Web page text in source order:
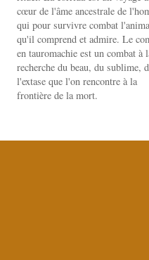
cœur de l'âme ancestrale de
qui pour survivre combat
qu'il comprend et admire. Le
en tauromachie est un combat à
recherche du beau, du sublime,
l'extase que l'on rencontre à la
frontière de la mort.